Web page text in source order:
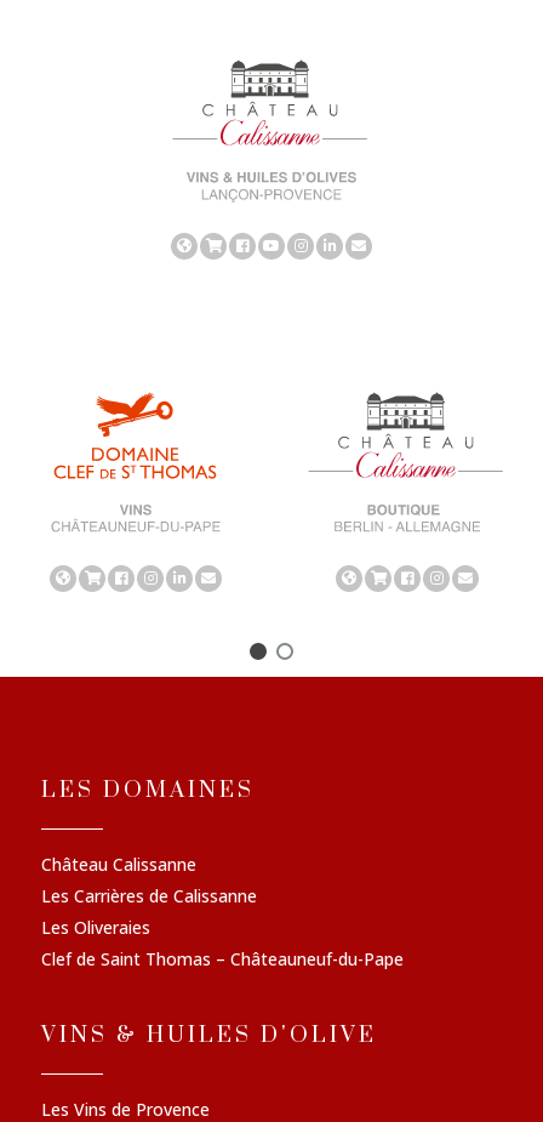
LES DOMAINES
Château Calissanne
Les Carrières de Calissanne
Les Oliveraies
Clef de Saint Thomas – Châteauneuf-du-Pape
VINS & HUILES D'OLIVE
Les Vins de Provence